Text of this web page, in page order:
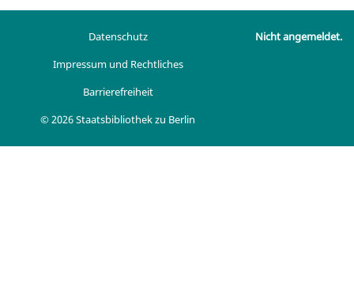
Datenschutz
Impressum und Rechtliches
Barrierefreiheit
© 2026 Staatsbibliothek zu Berlin
Nicht angemeldet.